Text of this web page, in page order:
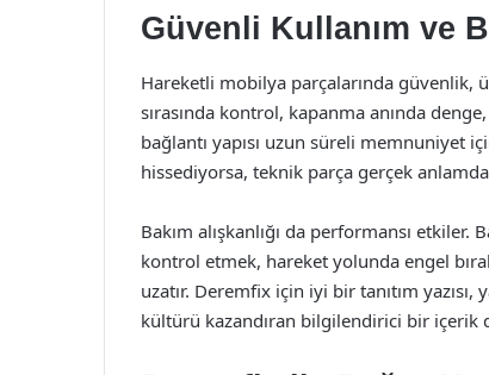
Güvenli Kullanım ve
Hareketli mobilya parçalarında güvenlik,
sırasında kontrol, kapanma anında
bağlantı yapısı uzun süreli memnuniyet
hissediyorsa, teknik parça gerçek
Bakım alışkanlığı da performansı
kontrol etmek, hareket yolunda engel
uzatır. Deremfix için iyi bir tanıtım
kültürü kazandıran bilgilendirici bir içerik